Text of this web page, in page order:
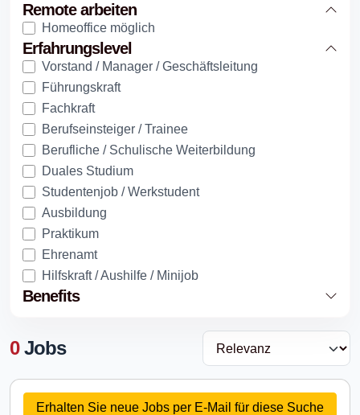
Remote arbeiten
Homeoffice möglich
Erfahrungslevel
Vorstand / Manager / Geschäftsleitung
Führungskraft
Fachkraft
Berufseinsteiger / Trainee
Berufliche / Schulische Weiterbildung
Duales Studium
Studentenjob / Werkstudent
Ausbildung
Praktikum
Ehrenamt
Hilfskraft / Aushilfe / Minijob
Benefits
0Jobs
Erhalten Sie neue Jobs per E-Mail für diese Suche